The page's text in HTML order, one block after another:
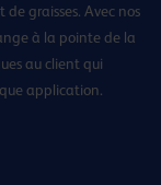
de graisses. Avec nos
à la pointe de la
au client qui
application.